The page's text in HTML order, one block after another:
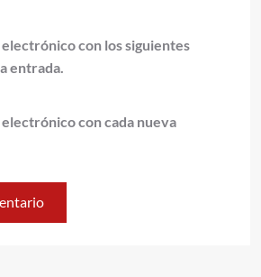
con los siguientes
entrada.
con cada nueva